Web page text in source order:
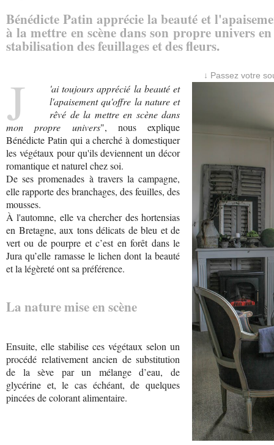
Bénédicte Patin apprécie la beauté et
à la mettre en scène dans son propre univers
stabilisation des feuillages et des fleurs.
↓ Passez votre
J
'ai toujours apprécié la beauté et
l'apaisement qu'offre la nature et
rêvé de la mettre en scène dans
mon propre univers", nous explique
Bénédicte Patin qui a cherché à domestiquer
les végétaux pour qu'ils deviennent un décor
romantique et naturel chez soi.
De ses promenades à travers la campagne,
elle rapporte des branchages, des feuilles, des
mousses.
À l'automne, elle va chercher des hortensias
en Bretagne, aux tons délicats de bleu et de
vert ou de pourpre et c’est en forêt dans le
Jura qu’elle ramasse le lichen dont la beauté
et la légèreté ont sa préférence.
La nature mise en scène
Ensuite, elle stabilise ces végétaux selon un
procédé relativement ancien de substitution
de la sève par un mélange d’eau, de
glycérine et, le cas échéant, de quelques
pincées de colorant alimentaire.